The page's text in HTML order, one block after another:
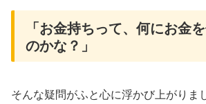
「お金持ちって、何にお金
のかな？」
そんな疑問がふと心に浮かび上がりま